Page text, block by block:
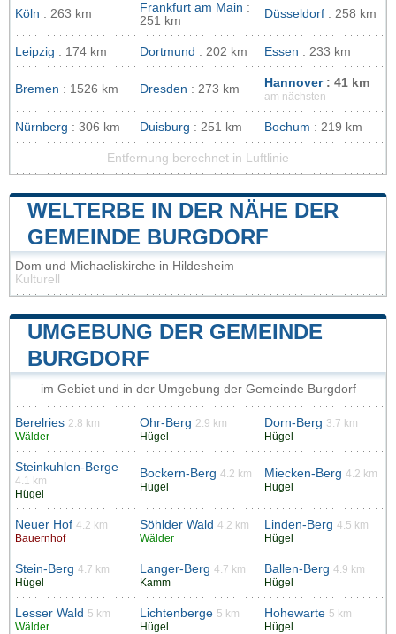
Köln : 263 km Frankfurt am Main :
251 km
Düsseldorf : 258 km
Leipzig : 174 km Dortmund : 202 km Essen : 233 km
Bremen : 1526 km Dresden : 273 km Hannover: 41 km
am nächsten
Nürnberg : 306 km Duisburg : 251 km Bochum : 219 km
Entfernung berechnet in Luftlinie
WELTERBE IN DER NÄHE DER
GEMEINDE BURGDORF
Dom und Michaeliskirche in Hildesheim
Kulturell
UMGEBUNG DER GEMEINDE
BURGDORF
im Gebiet und in der Umgebung der Gemeinde Burgdorf
Berelries 2.8 km
Wälder
Ohr-Berg 2.9 km
Hügel
Dorn-Berg 3.7 km
Hügel
Steinkuhlen-Berge
4.1 km
Hügel
Bockern-Berg 4.2 km
Hügel
Miecken-Berg 4.2 km
Hügel
Neuer Hof 4.2 km
Bauernhof
Söhlder Wald 4.2 km
Wälder
Linden-Berg 4.5 km
Hügel
Stein-Berg 4.7 km
Hügel
Langer-Berg 4.7 km
Kamm
Ballen-Berg 4.9 km
Hügel
Lesser Wald 5 km
Wälder
Lichtenberge 5 km
Hügel
Hohewarte 5 km
Hügel